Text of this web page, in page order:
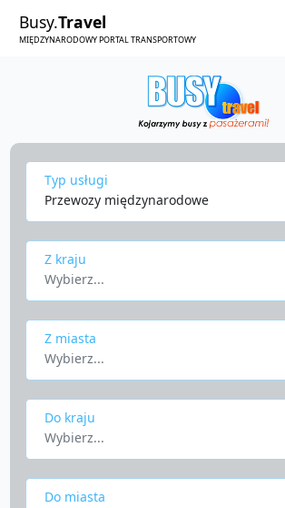
Busy.Travel
MIĘDZYNARODOWY PORTAL TRANSPORTOWY
Typ usługi
Przewozy międzynarodowe
Z kraju
Wybierz...
Z miasta
Wybierz...
Do kraju
Wybierz...
Do miasta